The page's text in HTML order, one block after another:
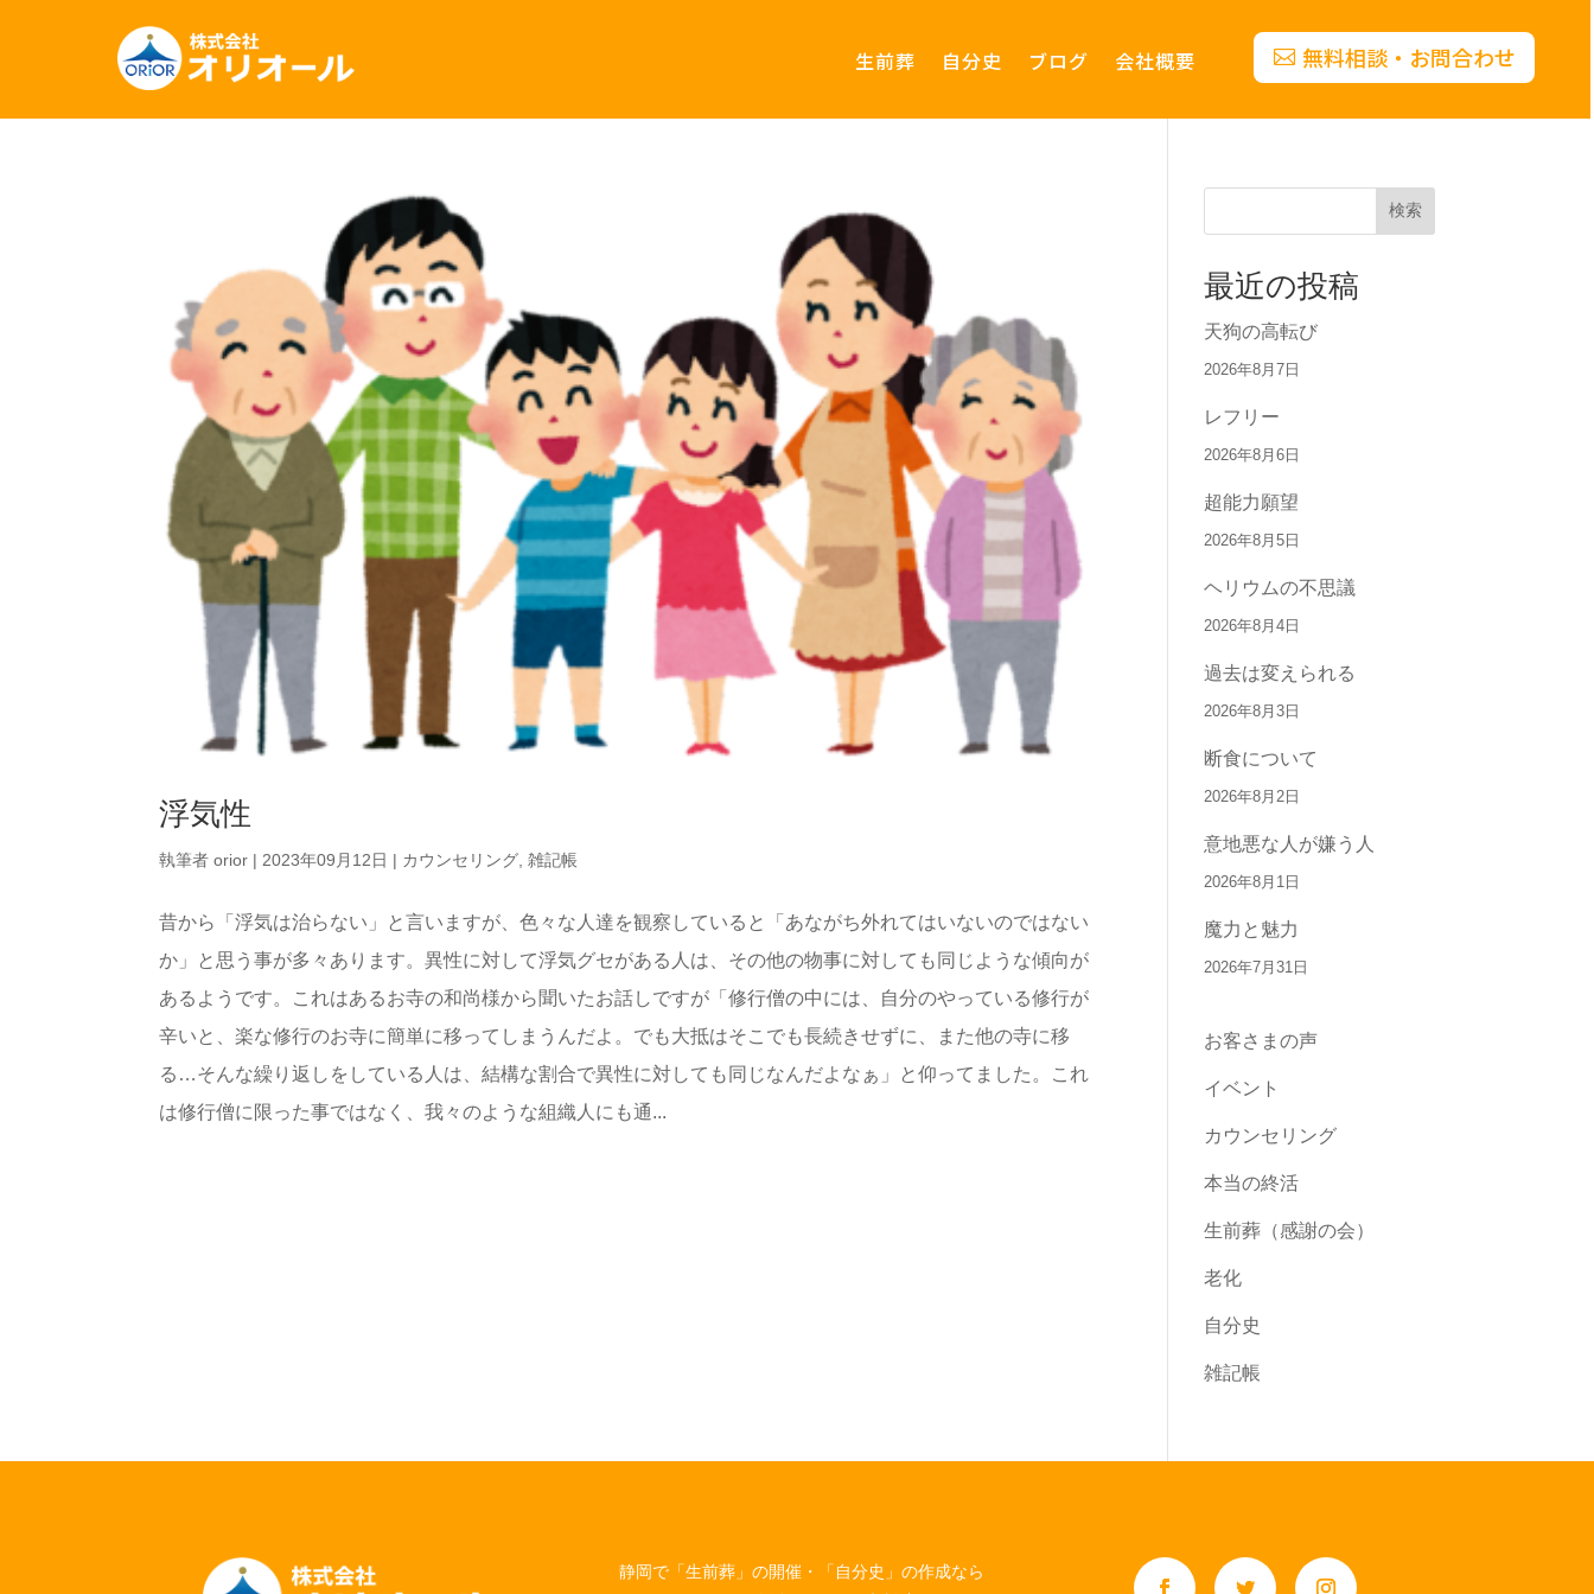
生前葬 自分史 ブログ 会社概要 無料相談・お問合わせ
浮気性
執筆者orior | 2023年09月12日 | カウンセリング ,雑記帳
昔から「浮気は治らない」と言いますが、色々な人達を観察していると「あながち外れてはいないのではない
か」と思う事が多々あります。異性に対して浮気グセがある人は、その他の物事に対しても同じような傾向が
あるようです。これはあるお寺の和尚様から聞いたお話しですが「修行僧の中には、自分のやっている修行が
辛いと、楽な修行のお寺に簡単に移ってしまうんだよ。でも大抵はそこでも長続きせずに、また他の寺に移
る…そんな繰り返しをしている人は、結構な割合で異性に対しても同じなんだよなぁ」と仰ってました。これ
は修行僧に限った事ではなく、我々のような組織人にも通...
検索
最近の投稿
天狗の高転び
2026年8月7日
レフリー
2026年8月6日
超能力願望
2026年8月5日
ヘリウムの不思議
2026年8月4日
過去は変えられる
2026年8月3日
断食について
2026年8月2日
意地悪な人が嫌う人
2026年8月1日
魔力と魅力
2026年7月31日
お客さまの声
イベント
カウンセリング
本当の終活
生前葬（感謝の会）
老化
自分史
雑記帳
静岡で「生前葬」の開催・「自分史」の作成なら